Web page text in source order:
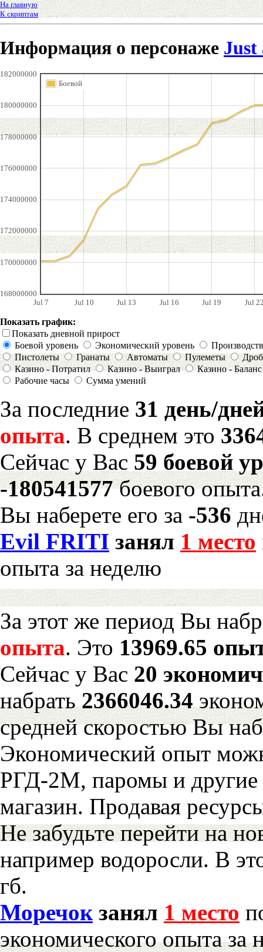
На главную
К скриптам
Информация о персонаже Just
Jul 7 Jul 10 Jul 13 Jul 16 Jul 19 Jul
168000000
170000000
172000000
174000000
176000000
178000000
180000000
182000000
Боевой
Показать график:
Показать дневной прирост
Боевой уровень
Экономический уровень
Пистолеты
Гранаты Автоматы Пулеметы
Казино - Потратил
Казино - Выиграл
Казино - Баланс
Рабочие часы
Сумма умений
За последние 31 день/
опыта. В среднем это
Сейчас у Вас 59 боевой
-180541577боевого
Вы наберете его за -536
Evil FRITI занял 1 место
опыта за неделю
За этот же период Вы
опыта. Это 13969.65
Сейчас у Вас 20
набрать2366046.34
средней скоростью Вы
Экономический опыт
РГД-2М, паромы и другие
магазин. Продавая
Не забудьте перейти на
например водоросли. В
гб.
Моречокзанял 1 место
экономического опыта за